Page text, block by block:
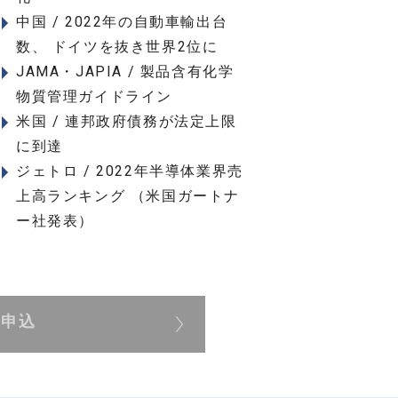
中国 / 2022年の自動車輸出台
数、 ドイツを抜き世界2位に
JAMA・JAPIA / 製品含有化学
物質管理ガイドライン
米国 / 連邦政府債務が法定上限
に到達
ジェトロ / 2022年半導体業界売
上高ランキング （米国ガートナ
ー社発表）
込